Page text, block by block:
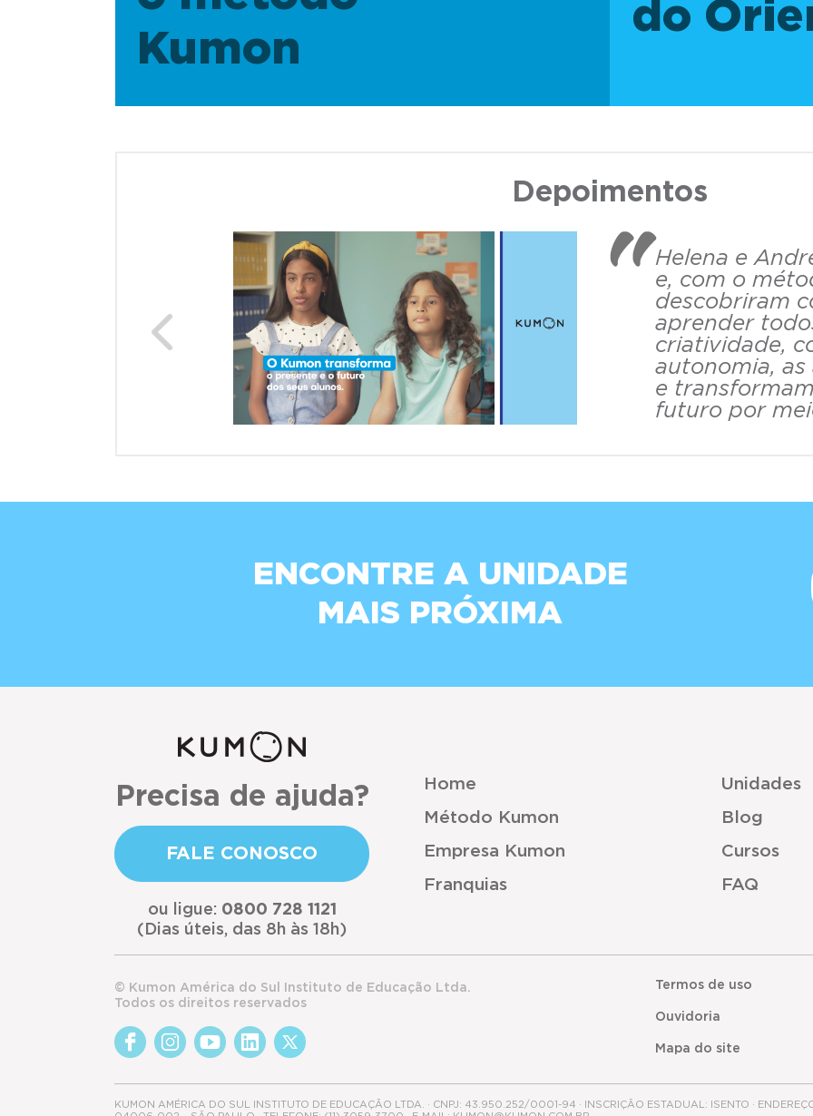
Kumon
do
Depoimentos
Helena e
e, com o
descobriram
aprender
criatividade,
autonomia, as
e
futuro por
Previous
ENCONTRE A UNIDADE
MAIS PRÓXIMA
Precisa de ajuda?
FALE CONOSCO
ou ligue: 0800 728 1121
(Dias úteis, das 8h às 18h)
Home Unidades
Método Kumon
Blog
Empresa Kumon
Cursos
Franquias
FAQ
© Kumon América do Sul Instituto de Educação Ltda.
Todos os direitos reservados
Termos de uso
Ouvidoria
Mapa do site
KUMON AMÉRICA DO SUL INSTITUTO DE EDUCAÇÃO LTDA. · CNPJ: 43.950.252/0001-94 · INSCRIÇÃO ESTADUAL: ISENTO ·